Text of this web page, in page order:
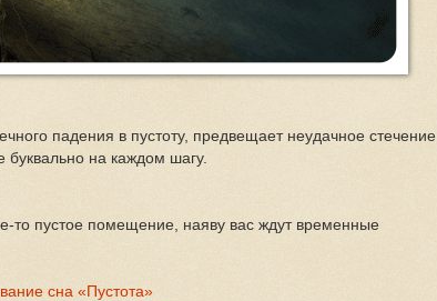
падения в пустоту, предвещает неудачное стечение
буквально на каждом шагу.
то пустое помещение, наяву вас ждут временные
сна «Пустота»